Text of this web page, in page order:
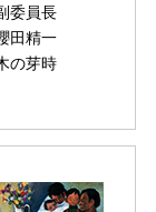
委員長
田精一
の芽時